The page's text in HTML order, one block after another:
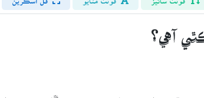
آهي؟
جو مقصد ملڪ ۽ معاشري ۾ ٿيندڙ چڱاين توڙي